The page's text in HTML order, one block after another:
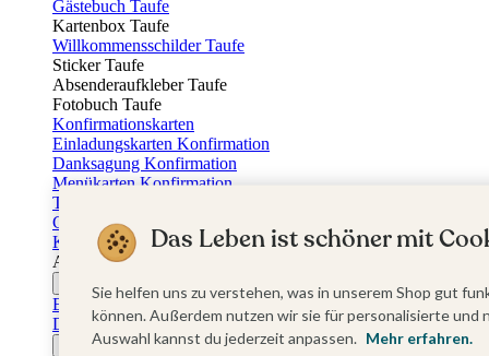
Gästebuch Taufe
Kartenbox Taufe
Willkommensschilder Taufe
Sticker Taufe
Absenderaufkleber Taufe
Fotobuch Taufe
Konfirmationskarten
Einladungskarten Konfirmation
Danksagung Konfirmation
Menükarten Konfirmation
Tischkarten Konfirmation
Gästebuch Konfirmation
Kerzen Konfirmation
Aufkleber zum Anlass Ihres Kindes
Firmungskarten
Einladungskarten Firmung
Dankeskarten Firmung
Jugendweihekarten
Das Leben ist schöner mit
Sie helfen uns zu verstehen, was in unserem Shop gut
können. Außerdem nutzen wir sie für personalisierte
Auswahl kannst du jederzeit anpassen. Mehr erfahren.